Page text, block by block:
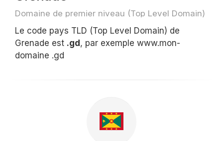
Domaine de premier niveau (Top Level Domain)
Le code pays TLD (Top Level Domain) de
Grenade est .gd , par exemple www.mon-
domaine .gd